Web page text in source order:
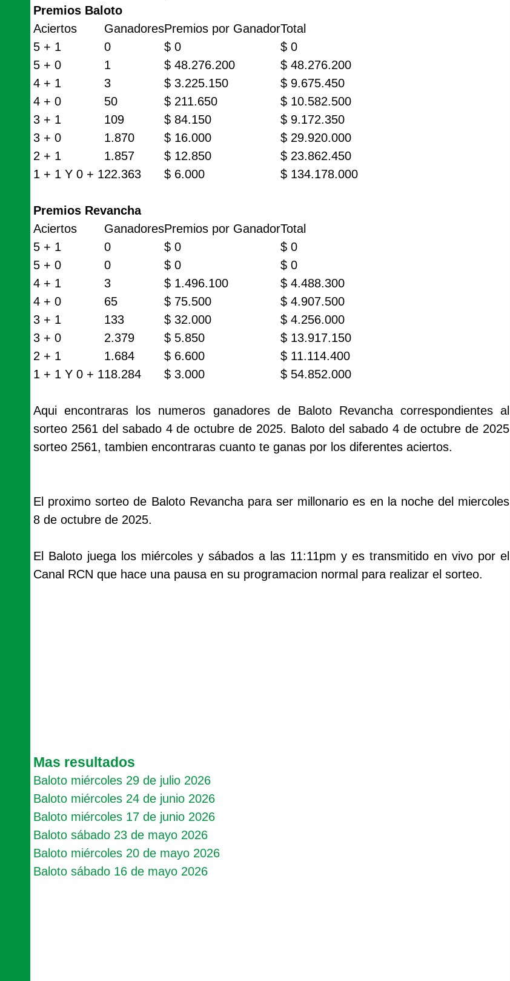
Premios Baloto
Aciertos
GanadoresPremios por GanadorTotal
5 + 1
0 $ 0
$ 0
5 + 0
1 $ 48.276.200
$ 48.276.200
4 + 1
3 $ 3.225.150
$ 9.675.450
4 + 0
50 $ 211.650
$ 10.582.500
3 + 1
109 $ 84.150
$ 9.172.350
3 + 0
1.870 $ 16.000
$ 29.920.000
2 + 1
1.857 $ 12.850
$ 23.862.450
1 + 1 Y 0 + 122.363 $ 6.000 $ 134.178.000
Premios Revancha
Aciertos
GanadoresPremios por GanadorTotal
5 + 1
0 $ 0
$ 0
5 + 0
0 $ 0
$ 0
4 + 1
3 $ 1.496.100
$ 4.488.300
4 + 0
65 $ 75.500
$ 4.907.500
3 + 1
133 $ 32.000
$ 4.256.000
3 + 0
2.379 $ 5.850
$ 13.917.150
2 + 1
1.684 $ 6.600
$ 11.114.400
1 + 1 Y 0 + 118.284 $ 3.000 $ 54.852.000
Aqui encontraras los numeros ganadores de Baloto Revancha correspondientes al
sorteo 2561 del sabado 4 de octubre de 2025. Baloto del sabado 4 de octubre de 2025
sorteo 2561, tambien encontraras cuanto te ganas por los diferentes aciertos.
El proximo sorteo de Baloto Revancha para ser millonario es en la noche del miercoles
8 de octubre de 2025.
El Baloto juega los miércoles y sábados a las 11:11pm y es transmitido en vivo por el
Canal RCN que hace una pausa en su programacion normal para realizar el sorteo.
Mas resultados
Baloto miércoles 29 de julio 2026
Baloto miércoles 24 de junio 2026
Baloto miércoles 17 de junio 2026
Baloto sábado 23 de mayo 2026
Baloto miércoles 20 de mayo 2026
Baloto sábado 16 de mayo 2026